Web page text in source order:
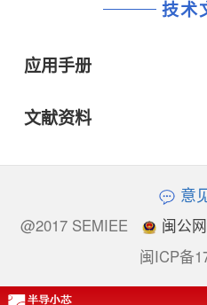
技术
应用手册
文献资料
意
@2017 SEMIEE
闽公
闽ICP备